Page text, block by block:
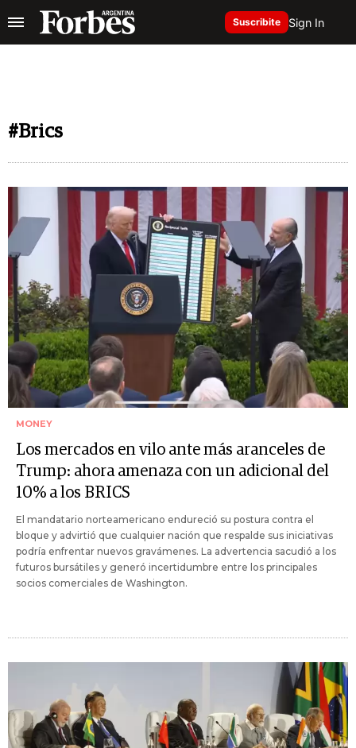
Suscribite Sign In
#Brics
MONEY
Los mercados en vilo ante más aranceles de
Trump: ahora amenaza con un adicional del
10% a los BRICS
El mandatario norteamericano endureció su postura contra el
bloque y advirtió que cualquier nación que respalde sus iniciativas
podría enfrentar nuevos gravámenes. La advertencia sacudió a los
futuros bursátiles y generó incertidumbre entre los principales
socios comerciales de Washington.